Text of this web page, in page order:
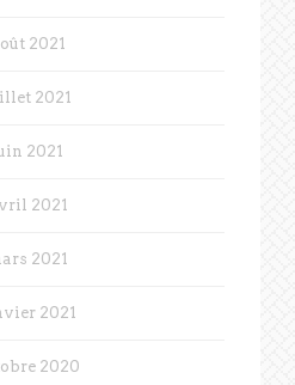
2021
2021
2021
2021
2021
2021
2020